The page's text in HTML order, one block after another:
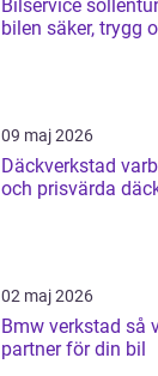
Bilservice sollentuna så
bilen säker, trygg
09 maj 2026
Däckverkstad
och prisvärda
02 maj 2026
Bmw verkstad så väljer du rätt
partner för din bil